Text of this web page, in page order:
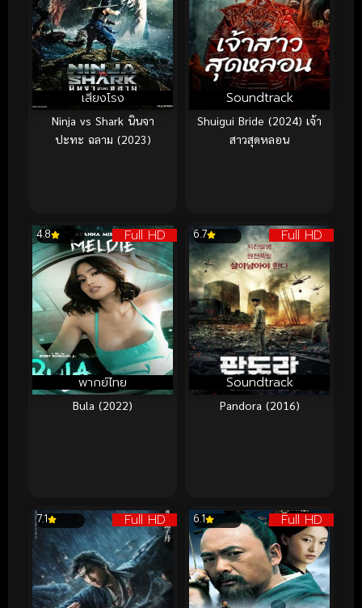
เสียงโรง
Ninja vs Shark นินจา
ปะทะ ฉลาม (2023)
Soundtrack
Shuigui Bride (2024) เจ้า
สาวสุดหลอน
Full HD
พากย์ไทย
4.8
Bula (2022)
Full HD
Soundtrack
6.7
Pandora (2016)
Full HD
7.1 Full HD
6.1